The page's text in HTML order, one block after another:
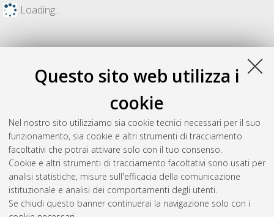
Questo sito web utilizza i
cookie
Nel nostro sito utilizziamo sia cookie tecnici necessari per il suo
funzionamento, sia cookie e altri strumenti di tracciamento
facoltativi che potrai attivare solo con il tuo consenso.
Cookie e altri strumenti di tracciamento facoltativi sono usati per
analisi statistiche, misure sull'efficacia della comunicazione
istituzionale e analisi dei comportamenti degli utenti.
Se chiudi questo banner continuerai la navigazione solo con i
Loading...
Gestione del documento: